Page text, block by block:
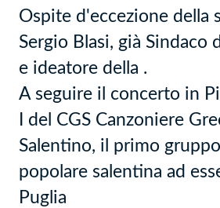
Ospite d'eccezione della
Sergio Blasi, già Sindaco
e ideatore della .
A seguire il concerto in
I del CGS Canzoniere
Salentino, il primo
popolare salentina ad
Puglia